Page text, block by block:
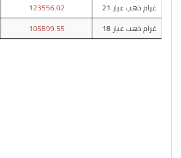
غرام ذهب عيار 21
123556.02
غرام ذهب عيار 18
105899.55